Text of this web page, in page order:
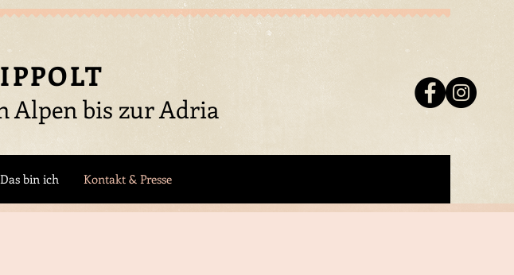
Alpen bis zur Adria
Das bin ich Kontakt & Presse